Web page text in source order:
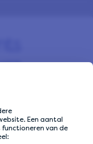
Een aantal
van de
in te